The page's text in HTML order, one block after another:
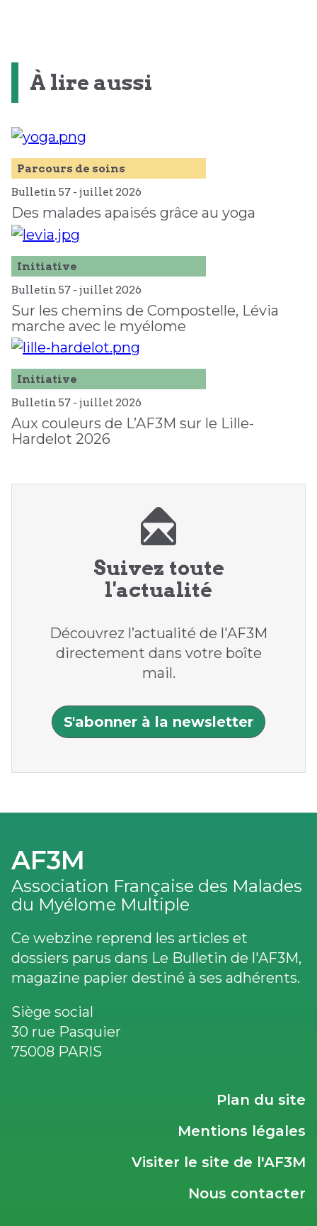
À lire aussi
Parcours de soins
Bulletin 57 - juillet 2026
Des malades apaisés grâce au yoga
Initiative
Bulletin 57 - juillet 2026
Sur les chemins de Compostelle, Lévia
marche avec le myélome
Initiative
Bulletin 57 - juillet 2026
Aux couleurs de L’AF3M sur le Lille-
Hardelot 2026
Suivez toute
l'actualité
Découvrez l’actualité de l'AF3M
directement dans votre boîte
mail.
S'abonner à la newsletter
AF3M
Association Française des Malades
du Myélome Multiple
Ce webzine reprend les articles et
dossiers parus dans Le Bulletin de l'AF3M,
magazine papier destiné à ses adhérents.
Siège social
30 rue Pasquier
75008 PARIS
Plan du site
Mentions légales
Visiter le site de l'AF3M
Nous contacter